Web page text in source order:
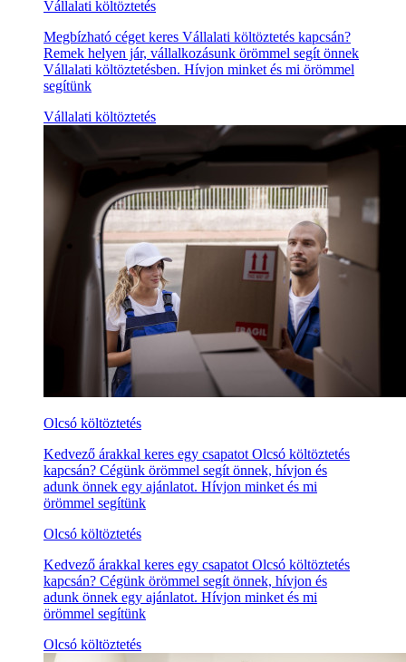
Vállalati költöztetés
Megbízható céget keres Vállalati költöztetés kapcsán?
Remek helyen jár, vállalkozásunk örömmel segít önnek
Vállalati költöztetésben. Hívjon minket és mi örömmel
segítünk
Vállalati költöztetés
Olcsó költöztetés
Kedvező árakkal keres egy csapatot Olcsó költöztetés
kapcsán? Cégünk örömmel segít önnek, hívjon és
adunk önnek egy ajánlatot. Hívjon minket és mi
örömmel segítünk
Olcsó költöztetés
Kedvező árakkal keres egy csapatot Olcsó költöztetés
kapcsán? Cégünk örömmel segít önnek, hívjon és
adunk önnek egy ajánlatot. Hívjon minket és mi
örömmel segítünk
Olcsó költöztetés